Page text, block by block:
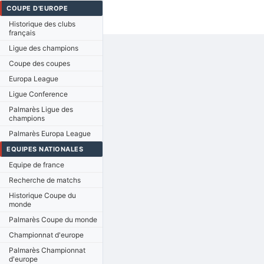
COUPE D'EUROPE
Historique des clubs
français
Ligue des champions
Coupe des coupes
Europa League
Ligue Conference
Palmarès Ligue des
champions
Palmarès Europa League
EQUIPES NATIONALES
Equipe de france
Recherche de matchs
Historique Coupe du
monde
Palmarès Coupe du monde
Championnat d'europe
Palmarès Championnat
d'europe